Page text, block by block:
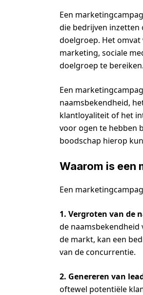
Een
die bedrijven
doelgroep. Het
marketing, sociale
doelgroep te bereiken.
Een
naamsbekendheid,
klantloyaliteit of het
voor ogen te hebben
boodschap hierop
Waarom is een
Een
1. Vergroten van de
de
de markt, kan een
van de concurrentie.
2. Genereren van
oftewel potentiële